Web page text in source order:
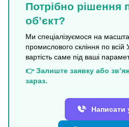
Потрібно рішення
об’єкт?
Ми спеціалізуємося на
промислового скління по всій
вартість саме під ваші
👉 Залиште заявку або
зараз.
Написати